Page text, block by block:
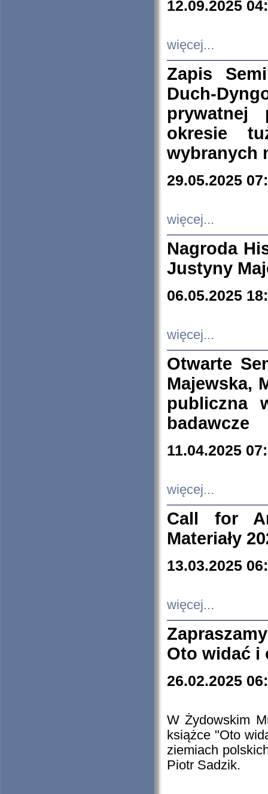
12.09.2025
więcej...
Zapis
Duch-
prywatnej
okresie
wybranych
29.05.2025
więcej...
Nagroda
Justyny
06.05.2025
więcej...
Otwarte
Majewska,
publiczna
badawcze
11.04.2025
więcej...
Call for
Materiały
13.03.2025
więcej...
Oto widać i
26.02.2025
W Żydowskim
książce "Oto
ziemiach
Piotr Sadzik.